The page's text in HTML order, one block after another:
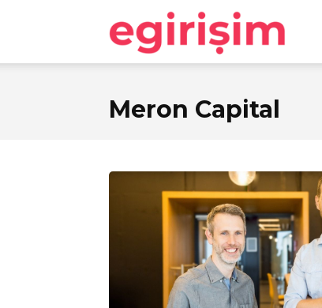
egirişim
Meron Capital